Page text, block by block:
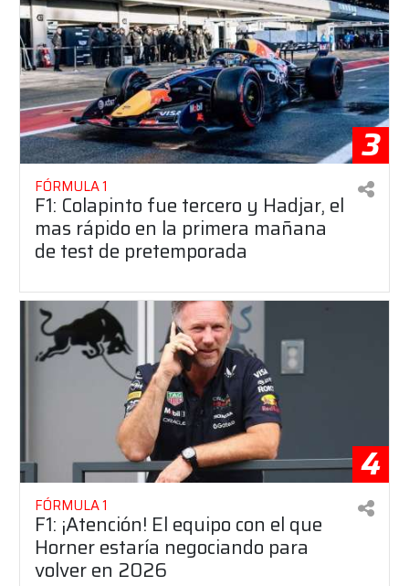
3
FÓRMULA 1
F1: Colapinto fue tercero y Hadjar, el
mas rápido en la primera mañana
de test de pretemporada
4
FÓRMULA 1
F1: ¡Atención! El equipo con el que
Horner estaría negociando para
volver en 2026